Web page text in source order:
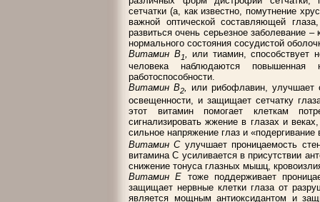
сетчатки (а, как известно, помутнение
важной оптической составляющей
развиться очень серьезное заболевание
нормального состояния сосудистой
Витамин В1 или тиамин,
способствует
человека наблюдаются повышенная
работоспособности.
Витамин В2, или рибофлавин, улучшает
освещенности, и защищает сетчатку
этот витамин помогает клеткам
сигнализировать жжение в глазах и
сильное напряжение глаз и «подергивание
Витамин Сулучшает проницаемость
витамина С усиливается в присутствии
снижение тонуса глазных мышц,
Витамин Е тоже поддерживает
защищает нервные клетки глаза от
является мощным антиоксидантом и